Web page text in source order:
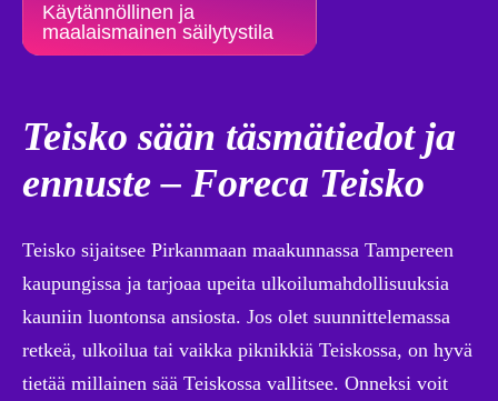
Käytännöllinen ja
maalaismainen säilytystila
Teisko sään täsmätiedot ja
ennuste – Foreca Teisko
Teisko sijaitsee Pirkanmaan maakunnassa Tampereen
kaupungissa ja tarjoaa upeita ulkoilumahdollisuuksia
kauniin luontonsa ansiosta. Jos olet suunnittelemassa
retkeä, ulkoilua tai vaikka piknikkiä Teiskossa, on hyvä
tietää millainen sää Teiskossa vallitsee. Onneksi voit